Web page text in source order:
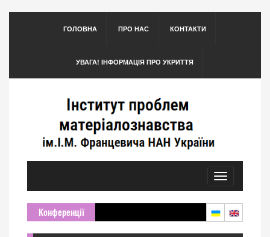
ГОЛОВНА ПРО НАС КОНТАКТИ
УВАГА! ІНФОРМАЦІЯ ПРО УКРИТТЯ
Toggle
navigation
Конференції